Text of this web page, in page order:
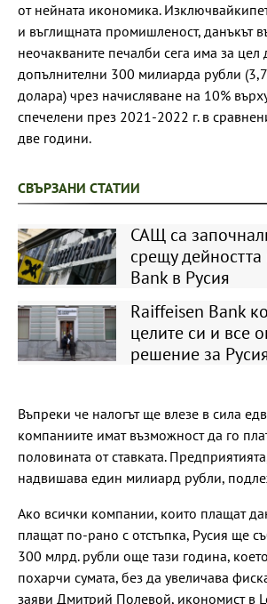
от нейната икономика.
и въглищната промишленост, данъкът
неочакваните печалби сега има за цел
допълнителни 300 милиарда рубли
долара) чрез начисляване на 10%
спечелени през 2021-2022 г. в
две години.
СВЪРЗАНИ СТАТИИ
САЩ са
срещу
Bank в Русия
Raiffeisen Bank
целите си и все
решение за
Въпреки че налогът ще влезе в сила
компаниите имат възможност да го
половината от ставката.
надвишава един милиард рубли,
Ако всички компании, които плащат
плащат по-рано с отстъпка, Русия ще
300 млрд. рубли още тази година,
похарчи сумата, без да увеличава
заяви Дмитрий Полевой, икономист в